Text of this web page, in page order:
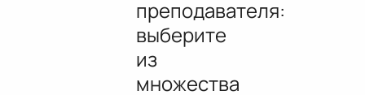
преподавателя:
выберите
из
множества